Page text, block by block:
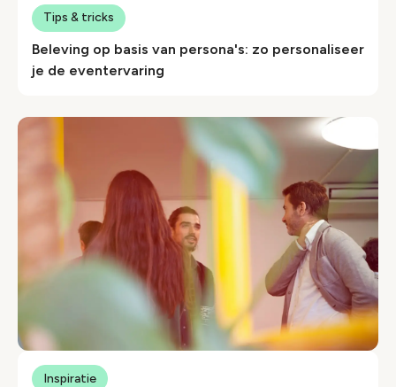
Beleving op basis van persona's: zo personaliseer
je de eventervaring
Tips & tricks
Inspiratie